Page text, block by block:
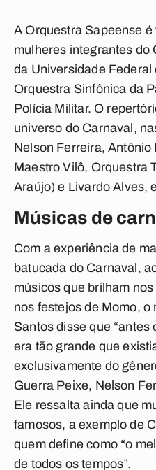
A Orquestra Sapeense
mulheres integrantes do
da Universidade
Orquestra Sinfônica da
Polícia Militar. O
universo do Carnaval,
Nelson Ferreira, Antônio
Maestro Vilô, Orquestra
Araújo) e Livardo Alves,
Músicas de
Com a experiência de
batucada do Carnaval,
músicos que brilham
nos festejos de Momo,
Santos disse que “antes
era tão grande que
exclusivamente do
Guerra Peixe, Nelson
Ele ressalta ainda que
famosos, a exemplo de
quem define como “o
de todos os tempos”.